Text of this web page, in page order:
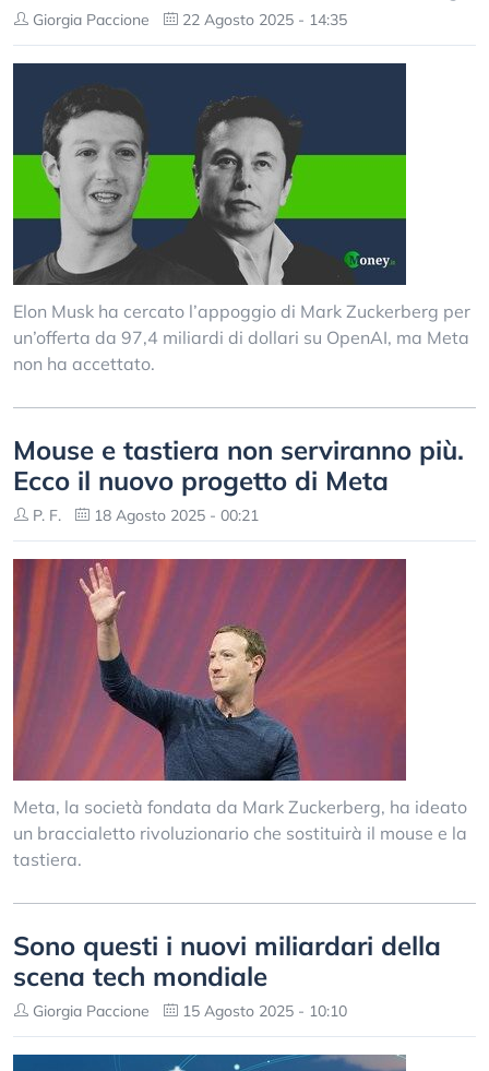
Giorgia Paccione 22 Agosto 2025 - 14:35
Elon Musk ha cercato l’appoggio di Mark Zuckerberg per
un’offerta da 97,4 miliardi di dollari su OpenAI, ma Meta
non ha accettato.
Mouse e tastiera non serviranno più.
Ecco il nuovo progetto di Meta
P. F. 18 Agosto 2025 - 00:21
Meta, la società fondata da Mark Zuckerberg, ha ideato
un braccialetto rivoluzionario che sostituirà il mouse e la
tastiera.
Sono questi i nuovi miliardari della
scena tech mondiale
Giorgia Paccione 15 Agosto 2025 - 10:10